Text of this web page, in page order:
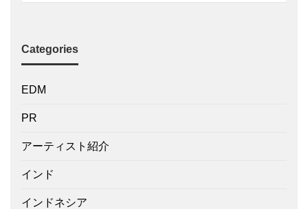
Categories
EDM
PR
アーティスト紹介
インド
インドネシア